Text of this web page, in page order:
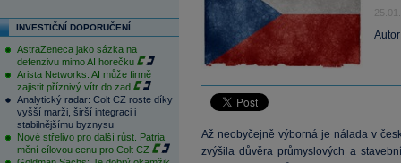
INVESTIČNÍ DOPORUČENÍ
AstraZeneca jako sázka na
defenzivu mimo AI horečku
Arista Networks: AI může firmě
zajistit příznivý vítr do zad
Analytický radar: Colt CZ roste díky
vyšší marži, širší integraci i
stabilnějšímu byznysu
Nové střelivo pro další růst. Patria
mění cílovou cenu pro Colt CZ
Až neobyčejně výborná je nálada v
zvýšila důvěra průmyslových a